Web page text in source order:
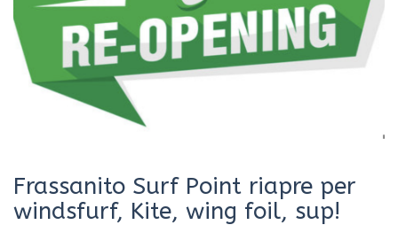
Frassanito Surf Point riapre per
windsfurf, Kite, wing foil, sup!